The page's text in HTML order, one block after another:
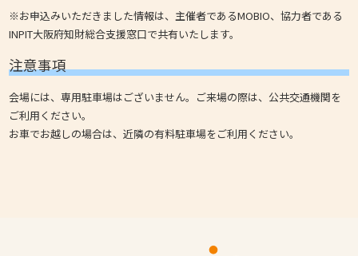
※お申込みいただきました情報は、主催者であるMOBIO、協力者である
INPIT大阪府知財総合支援窓口で共有いたします。
注意事項
会場には、専用駐車場はございません。ご来場の際は、公共交通機関を
ご利用ください。
お車でお越しの場合は、近隣の有料駐車場をご利用ください。